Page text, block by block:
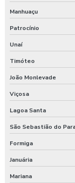
Maquina para
Maquina de
Máquina de jogar
Maquina de jogar
Maquina de lavar
Máquina de lavar
Maquina para lavar
Máquina para lavar
Manhuaçu
Patrocínio
Unaí
Timóteo
João Monlevade
Viçosa
Lagoa Santa
São Sebastião do
Formiga
Januária
Mariana